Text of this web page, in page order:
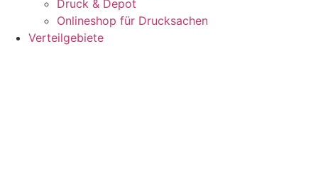
Druck & Depot
Onlineshop für Drucksachen
Verteilgebiete